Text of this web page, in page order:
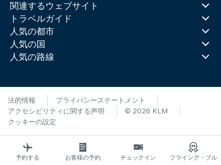
関連するウェブサイト
トラベルガイド
人気の都市
人気の国
人気の路線
法的情報
プライバシーステートメント
アクセシビリティに関する声明
© 2026 KLM
クッキーの設定
予約する お客様の予約 チェックイン
フライング・ブル